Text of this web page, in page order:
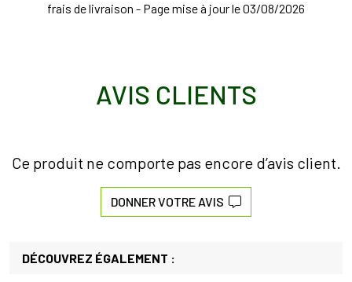
frais de livraison - Page mise à jour le 03/08/2026
AVIS CLIENTS
Ce produit ne comporte pas encore d’avis client.
DONNER VOTRE AVIS
DÉCOUVREZ ÉGALEMENT :